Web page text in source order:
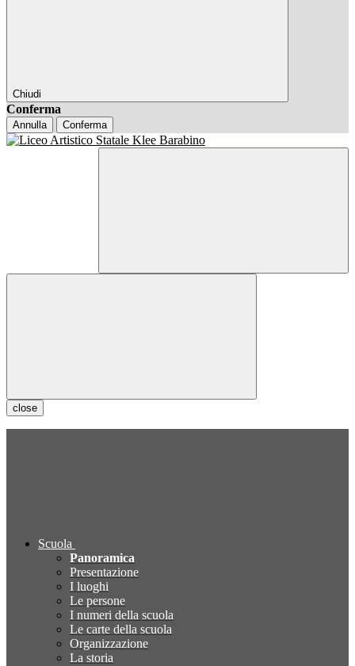
Chiudi
Conferma
Annulla Conferma
close
Scuola
Panoramica
Presentazione
I luoghi
Le persone
I numeri della scuola
Le carte della scuola
Organizzazione
La storia